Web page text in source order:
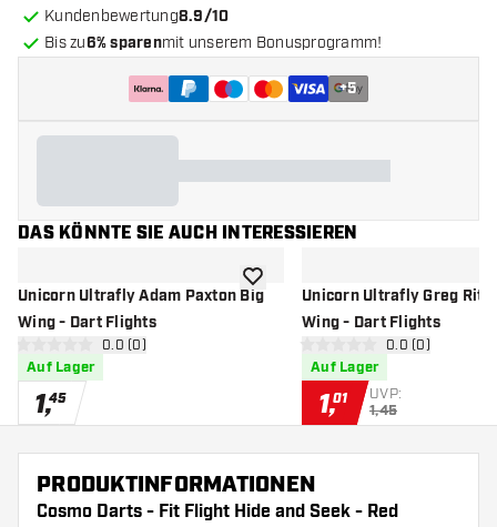
Kundenbewertung8.9/10
Bis zu6% sparenmit unserem Bonusprogramm!
+5
DAS KÖNNTE SIE AUCH INTERESSIEREN
Unicorn Ultrafly Adam Paxton Big
Wing - Dart Flights
Bewertungsbereich öffnen
0 Bewertungssterne
0.0 (0)
Auf Lager
1,45
Zur Wunschliste hinzufügen
Unicorn Ultrafly Greg
Wing - Dart Flights
0 Bewertungssterne
0.0 (0)
Auf Lager
1,01 UVP:
1,45
PRODUKTINFORMATIONEN
Cosmo Darts - Fit Flight Hide and Seek - Red